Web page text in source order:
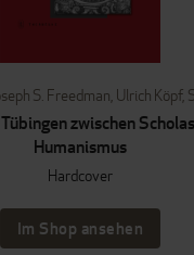
S. Freedman, Ulrich Köpf,
zwischen
Humanismus
Hardcover
Im Shop ansehen